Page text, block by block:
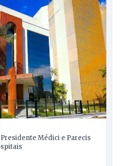
Médici e Parecis